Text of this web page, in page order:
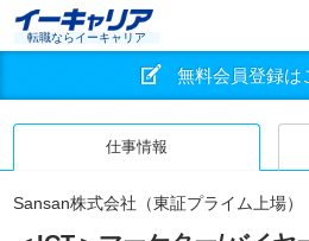
転職ならイーキャリア
無料会員登録は
仕事情報
Sansan株式会社（東証プライム上場）